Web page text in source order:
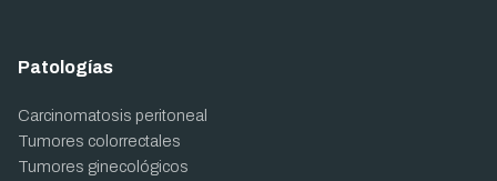
Patologías
Carcinomatosis peritoneal
Tumores colorrectales
Tumores ginecológicos